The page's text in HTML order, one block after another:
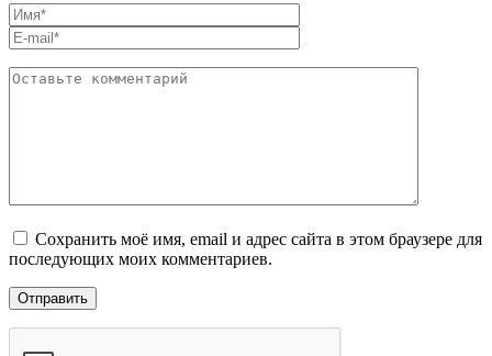
Сохранить моё имя, email и адрес сайта в этом браузере для
последующих моих комментариев.